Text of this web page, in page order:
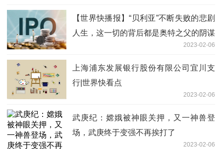
【世界快播报】“贝利亚”不断失败的悲剧
人生，这一切的背后都是奥特之父的阴谋
2023-02-06
上海浦东发展银行股份有限公司宜川支
行|世界快看点
2023-02-06
武庚纪：嫦娥被神眼关押，又一神兽登
场，武庚终于变强不再挨打了
2023-02-06